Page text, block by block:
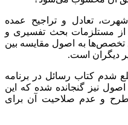
تعادل و تراجیح عمده
مستلزمات بحث تفسیری و
تخصص‌ها به اصول مقایسه بین
دیگران است.
شدم کتاب رسائل در برنامه‌
نیز گنجانده شده که این
طرح و عدم صلاحیت آن برای